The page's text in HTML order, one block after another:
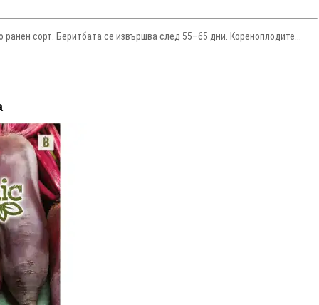
сорт. Беритбата се извършва след 55–65 дни. Кореноплодите...